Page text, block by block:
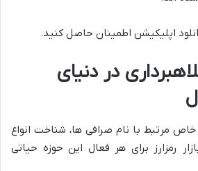
اپلیکیشن اطمینان حاصل کنید.
در دنیای
خاص مرتبط با نام صرافی ها، شناخت انواع
رمزارز برای هر فعال این حوزه حیاتی